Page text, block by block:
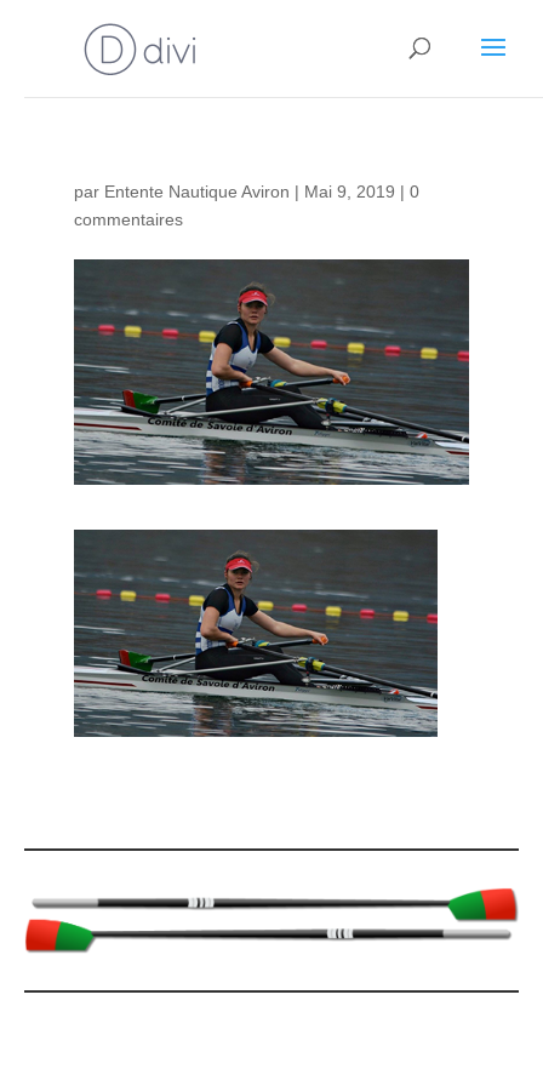
par Entente Nautique Aviron | Mai 9, 2019 | 0
commentaires